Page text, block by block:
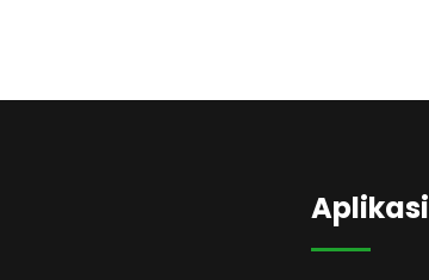
Aplikasi